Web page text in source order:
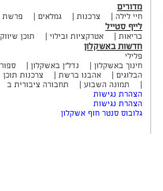
מדורים
חיי לילה צרכנות גמלאים פרשת
לייף סטייל
בריאות אטרקציות ובילוי תוכן
חדשות באשקלון
פלילי
חינוך באשקלון
נדל"ן באשקלון
הבלוגים
אהבנו ברשת
צרכנות תוכן
תמונה השבוע
תחבורה ציבורית ב
הצהרת נגישות
הצהרת נגישות
גלובוס סנטר חוף אשקלון